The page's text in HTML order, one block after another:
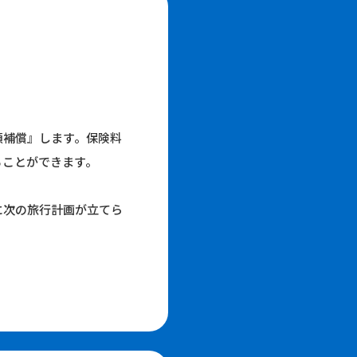
償』します。保険料
とができます。
の旅行計画が立てら